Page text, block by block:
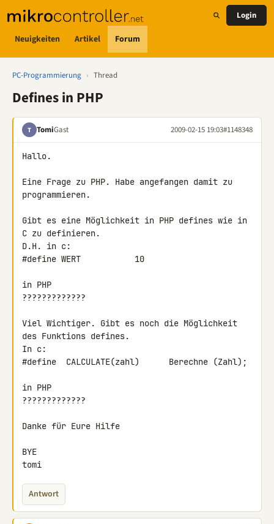
Neuigkeiten Artikel Forum
Login
PC-Programmierung › Thread
Defines in PHP
T TomiGast 2009-02-15 19:03#1148348
Hallo.
Eine Frage zu PHP. Habe angefangen damit zu
programmieren.
Gibt es eine Möglichkeit in PHP defines wie in
C zu definieren.
D.H. in c:
#define WERT           10
in PHP
?????????????
Viel Wichtiger. Gibt es noch die Möglichkeit
des Funktions defines.
In c:
#define  CALCULATE(zahl)      Berechne (Zahl);
in PHP
?????????????
Danke für Eure Hilfe
BYE
tomi
Antwort